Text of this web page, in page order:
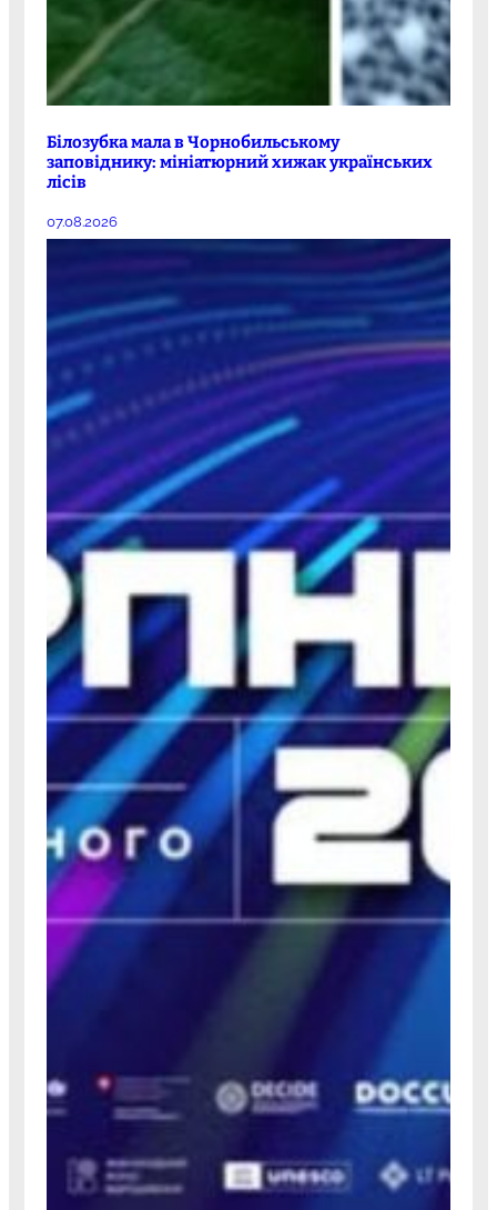
Білозубка мала в Чорнобильському
заповіднику: мініатюрний хижак українських
лісів
07.08.2026